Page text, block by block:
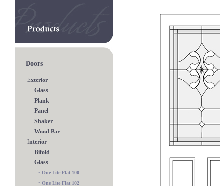
Doors
Exterior
Glass
Plank
Panel
Shaker
Wood Bar
Interior
Bifold
Glass
• One Lite Flat 100
• One Lite Flat 102